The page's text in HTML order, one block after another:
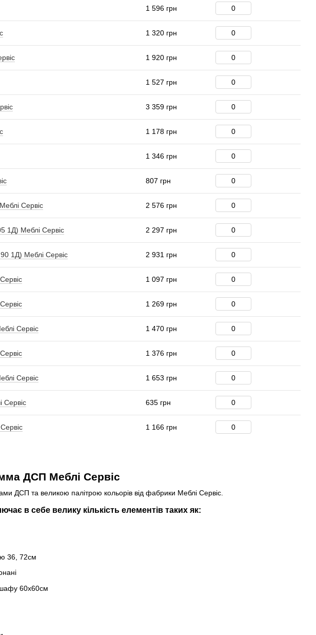
ДСП Меблі Сервіс
ДСП та великою палітрою кольорів від фабрики Меблі Сервіс.
в себе велику кількість елементів таких як:
36, 72см
шафу 60х60см
1 596 грн
1 320 грн
1 920 грн
1 527 грн
3 359 грн
1 178 грн
1 346 грн
807 грн
Сервіс 2 576 грн
1Д) Меблі Сервіс 2 297 грн
1Д) Меблі Сервіс 2 931 грн
1 097 грн
1 269 грн
Сервіс 1 470 грн
1 376 грн
Сервіс 1 653 грн
Сервіс 635 грн
1 166 грн